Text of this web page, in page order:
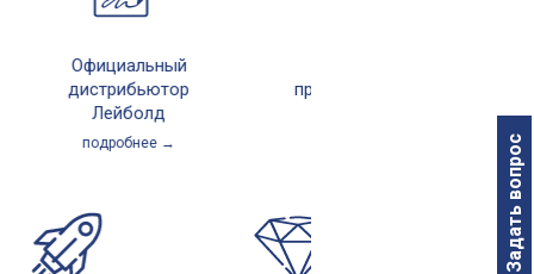
Задать вопрос
Официальный
дистрибьютор
Лейболд
подробнее →
производство в